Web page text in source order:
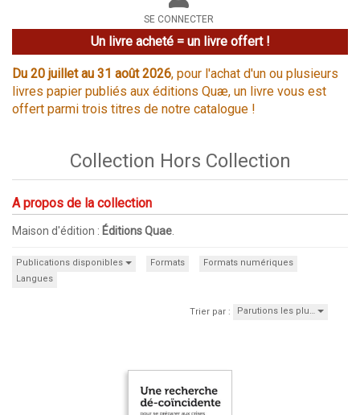
site
SE CONNECTER
Un livre acheté = un livre offert !
Du 20 juillet au 31 août 2026, pour l'achat d'un ou plusieurs
livres papier publiés aux éditions Quæ, un livre vous est
offert parmi trois titres de notre catalogue !
Collection Hors Collection
A propos de la collection
Maison d'édition : Éditions Quae
Publications disponibles Formats
Formats numériques
Langues
Trier par : Parutions les plu…